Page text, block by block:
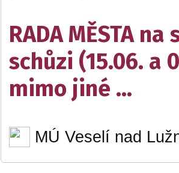
RADA MĚSTA na
schůzi (15.06. a
mimo jiné ...
MÚ Veselí nad